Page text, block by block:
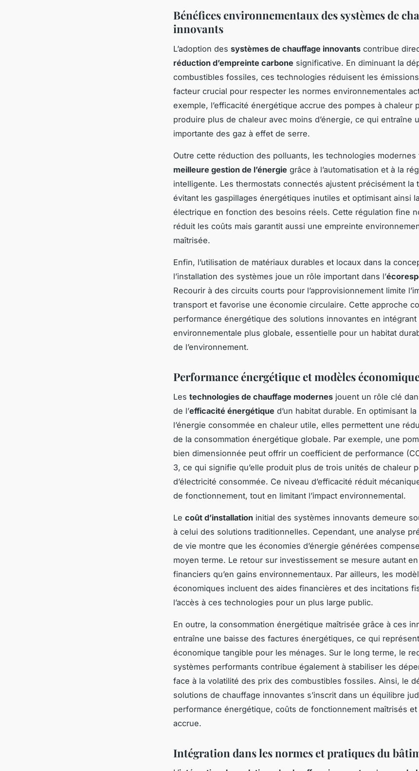
Bénéfices environnementaux des systèmes de
innovants
L’adoption des systèmes de chauffage innovants contribue
réduction d’empreinte carbone significative. En diminuant la
combustibles fossiles, ces technologies réduisent les émissions
facteur crucial pour respecter les normes environnementales
exemple, l’efficacité énergétique accrue des pompes à chaleur
produire plus de chaleur avec moins d’énergie, ce qui entraîne
importante des gaz à effet de serre.
Outre cette réduction des polluants, les technologies
meilleure gestion de l’énergie grâce à l’automatisation et à la
intelligente. Les thermostats connectés ajustent précisément la
évitant les gaspillages énergétiques inutiles et optimisant ainsi
électrique en fonction des besoins réels. Cette régulation fine
réduit les coûts mais garantit aussi une empreinte
maîtrisée.
Enfin, l’utilisation de matériaux durables et locaux dans la
l’installation des systèmes joue un rôle important dans l’
Recourir à des circuits courts pour l’approvisionnement limite
transport et favorise une économie circulaire. Cette approche
performance énergétique des solutions innovantes en
environnementale plus globale, essentielle pour un habitat
de l’environnement.
Performance énergétique et modèles
Les technologies de chauffage modernes jouent un rôle clé
de l’efficacité énergétique d’un habitat durable. En optimisant
l’énergie consommée en chaleur utile, elles permettent une
de la consommation énergétique globale. Par exemple, une
bien dimensionnée peut offrir un coefficient de performance
3, ce qui signifie qu’elle produit plus de trois unités de chaleur
d’électricité consommée. Ce niveau d’efficacité réduit
de fonctionnement, tout en limitant l’impact environnemental.
Le coût d’installation initial des systèmes innovants demeure
à celui des solutions traditionnelles. Cependant, une analyse
de vie montre que les économies d’énergie générées
moyen terme. Le retour sur investissement se mesure autant
financiers qu’en gains environnementaux. Par ailleurs, les
économiques incluent des aides financières et des incitations
l’accès à ces technologies pour un plus large public.
En outre, la consommation énergétique maîtrisée grâce à ces
entraîne une baisse des factures énergétiques, ce qui
économique tangible pour les ménages. Sur le long terme, le
systèmes performants contribue également à stabiliser les
face à la volatilité des prix des combustibles fossiles. Ainsi, le
solutions de chauffage innovantes s’inscrit dans un équilibre
performance énergétique, coûts de fonctionnement maîtrisés et
accrue.
Intégration dans les normes et pratiques du